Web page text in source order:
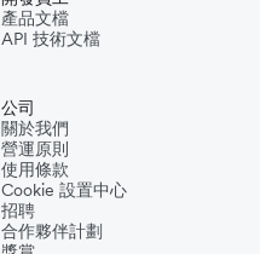
產品文檔
API 技術文檔
公司
關於我們
營運原則
使用條款
Cookie 設置中心
招聘
合作夥伴計劃